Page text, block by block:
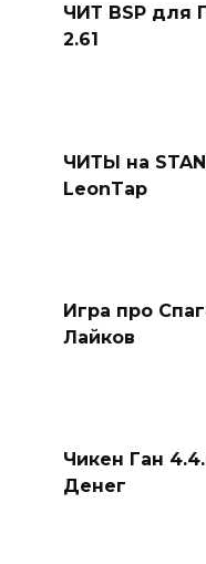
ЧИТ BSP для
2.61
ЧИТЫ на
LeonTap
Игра про
Лайков
Чикен Ган
Денег